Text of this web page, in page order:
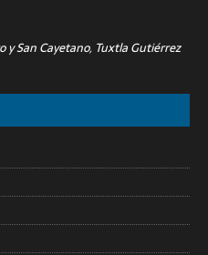
y San Cayetano, Tuxtla Gutiérrez